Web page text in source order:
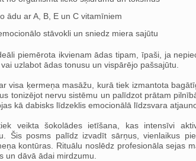
ādu ar A, B, E un C vitamīniem
stāvokli un sniedz miera sajūtu
piemērota ikvienam ādas tipam, īpaši, ja
uzlabot ādas tonusu un vispārējo pašsajūtu.
visa ķermeņa masāžu, kurā tiek izmantota
tonizējot nervu sistēmu un palīdzot prātam
kā dabisks līdzeklis emocionālā līdzsvara
veikta šokolādes ietīšana, kas intensīvi
Šis posms palīdz izvadīt sārņus, vienlaikus
kontūras. Rituālu noslēdz profesionāla sejas
un dāvā ādai mirdzumu.